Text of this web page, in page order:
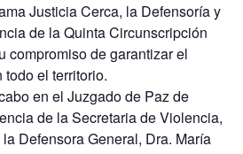
Justicia Cerca, la Defensoría y
de la Quinta Circunscripción
compromiso de garantizar el
el territorio.
en el Juzgado de Paz de
de la Secretaria de Violencia,
Defensora General, Dra. María